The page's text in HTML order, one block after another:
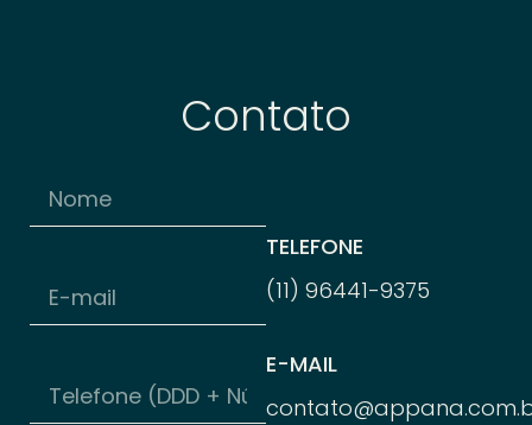
Contato
TELEFONE
(11) 96441-9375
E-MAIL